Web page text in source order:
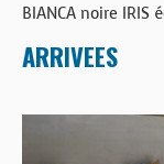
BOUTIQUE
FORUM
BIANCA noire IRIS
ARRIVEES